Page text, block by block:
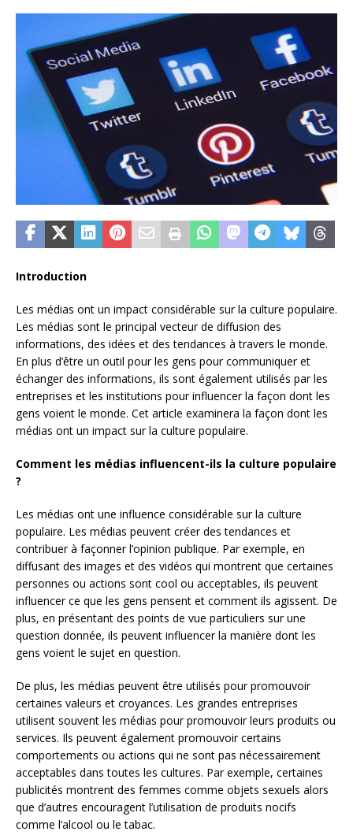
Introduction
Les médias ont un impact considérable sur la culture populaire.
Les médias sont le principal vecteur de diffusion des
informations, des idées et des tendances à travers le monde.
En plus d’être un outil pour les gens pour communiquer et
échanger des informations, ils sont également utilisés par les
entreprises et les institutions pour influencer la façon dont les
gens voient le monde. Cet article examinera la façon dont les
médias ont un impact sur la culture populaire.
Comment les médias influencent-ils la culture populaire
?
Les médias ont une influence considérable sur la culture
populaire. Les médias peuvent créer des tendances et
contribuer à façonner l’opinion publique. Par exemple, en
diffusant des images et des vidéos qui montrent que certaines
personnes ou actions sont cool ou acceptables, ils peuvent
influencer ce que les gens pensent et comment ils agissent. De
plus, en présentant des points de vue particuliers sur une
question donnée, ils peuvent influencer la manière dont les
gens voient le sujet en question.
De plus, les médias peuvent être utilisés pour promouvoir
certaines valeurs et croyances. Les grandes entreprises
utilisent souvent les médias pour promouvoir leurs produits ou
services. Ils peuvent également promouvoir certains
comportements ou actions qui ne sont pas nécessairement
acceptables dans toutes les cultures. Par exemple, certaines
publicités montrent des femmes comme objets sexuels alors
que d’autres encouragent l’utilisation de produits nocifs
comme l’alcool ou le tabac.